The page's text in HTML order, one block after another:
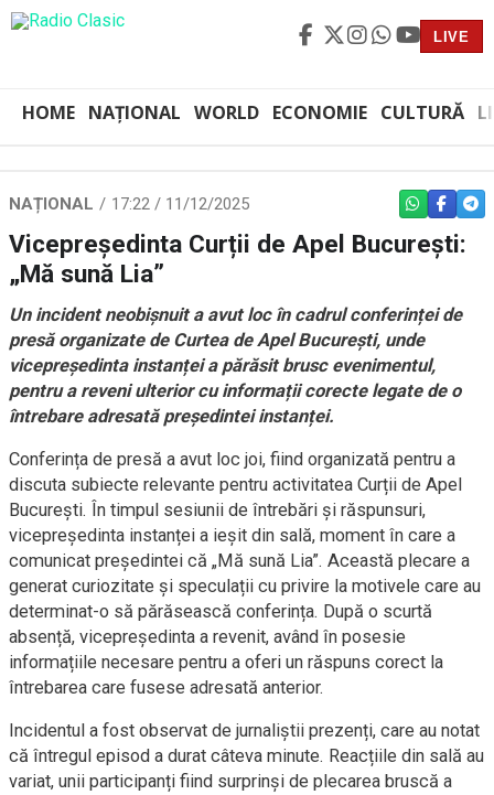
LIVE
HOME NAȚIONAL WORLD ECONOMIE CULTURĂ
NAȚIONAL 17:22 / 11/12/2025 WHATSAPP
Vicepreședinta Curții de Apel București:
„Mă sună Lia”
Un incident neobișnuit a avut loc în cadrul conferinței de
presă organizate de Curtea de Apel București, unde
vicepreședinta instanței a părăsit brusc evenimentul,
pentru a reveni ulterior cu informații corecte legate de o
întrebare adresată președintei instanței.
Conferința de presă a avut loc joi, fiind organizată pentru a
discuta subiecte relevante pentru activitatea Curții de Apel
București. În timpul sesiunii de întrebări și răspunsuri,
vicepreședinta instanței a ieșit din sală, moment în care a
comunicat președintei că „Mă sună Lia”. Această plecare a
generat curiozitate și speculații cu privire la motivele care au
determinat-o să părăsească conferința. După o scurtă
absență, vicepreședinta a revenit, având în posesie
informațiile necesare pentru a oferi un răspuns corect la
întrebarea care fusese adresată anterior.
Incidentul a fost observat de jurnaliștii prezenți, care au notat
că întregul episod a durat câteva minute. Reacțiile din sală au
variat, unii participanți fiind surprinși de plecarea bruscă a